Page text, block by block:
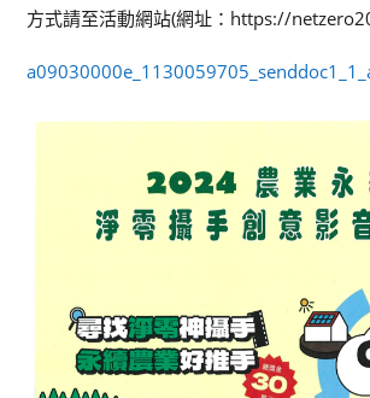
方式請至活動網站(網址：https://